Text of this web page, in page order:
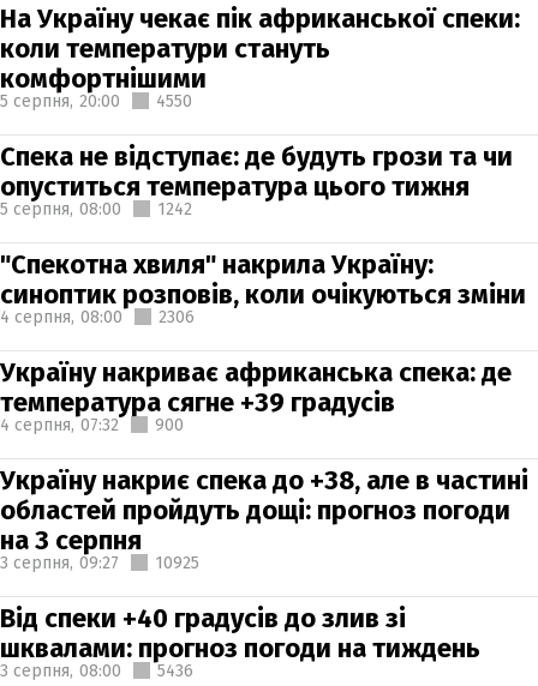
На Україну чекає пік африканської спеки:
коли температури стануть
комфортнішими
5 серпня, 20:00 4550
Спека не відступає: де будуть грози та чи
опуститься температура цього тижня
5 серпня, 08:00 1242
"Спекотна хвиля" накрила Україну:
синоптик розповів, коли очікуються зміни
4 серпня, 08:00 2306
Україну накриває африканська спека: де
температура сягне +39 градусів
4 серпня, 07:32 900
Україну накриє спека до +38, але в частині
областей пройдуть дощі: прогноз погоди
на 3 серпня
3 серпня, 09:27 10925
Від спеки +40 градусів до злив зі
шквалами: прогноз погоди на тиждень
3 серпня, 08:00 5436